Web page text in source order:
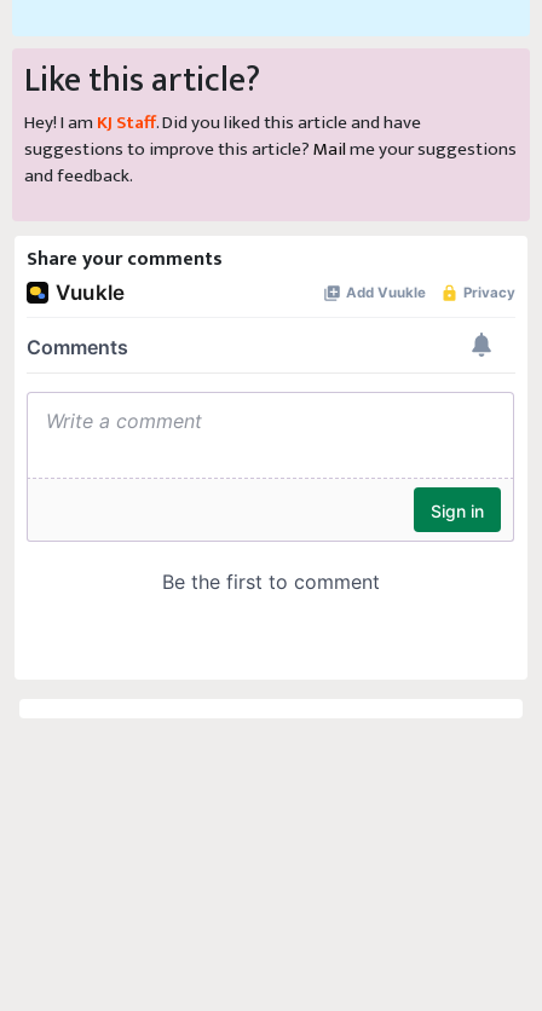
Like this article?
Hey! I am KJ Staff. Did you liked this article and have
suggestions to improve this article?Mailme your suggestions
and feedback.
Share your comments